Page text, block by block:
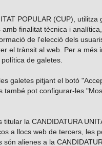
POPULAR (CUP), utilitza
amb finalitat tècnica i
de l'elecció dels
el trànsit al web. Per a més
política de galetes
galetes pitjant el botó
també pot configurar-les
titular la CANDIDATURA
a llocs web de tercers, les
són alienes a la
al nostre
ENVIAR